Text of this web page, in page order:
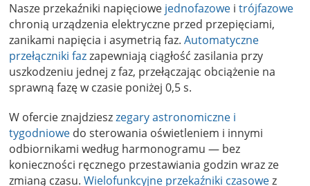
Nasze przekaźniki napięciowe jednofazowe i trójfazowe
chronią urządzenia elektryczne przed przepięciami,
zanikami napięcia i asymetrią faz. Automatyczne
przełączniki fazzapewniają ciągłość zasilania przy
uszkodzeniu jednej z faz, przełączając obciążenie na
sprawną fazę w czasie poniżej 0,5 s.
W ofercie znajdzieszzegary astronomiczne i
tygodniowe do sterowania oświetleniem i innymi
odbiornikami według harmonogramu — bez
konieczności ręcznego przestawiania godzin wraz ze
zmianą czasu. Wielofunkcyjne przekaźniki czasowez